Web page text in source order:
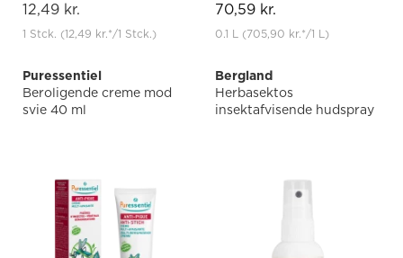
12,49 kr.
1 Stck. (12,49 kr.*/1 Stck.)
70,59 kr.
0.1 L (705,90 kr.*/1 L)
Puressentiel
Beroligende creme mod
svie 40 ml
Bergland
Herbasektos
insektafvisende hudspray